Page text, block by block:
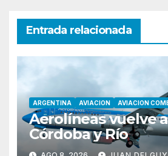
Entrada relacionada
ARGENTINA AVIACION AVIACION
Aerolíneas vuelve
Córdoba y Río